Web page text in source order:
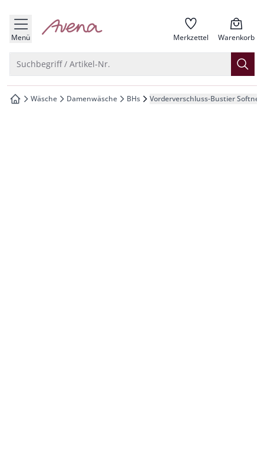
springen
springen
springen
springen
Menü zur Startseite Merkzettel Warenkorb
Suchbegriff / Artikel-Nr.
zur Startseite
Wäsche Damenwäsche BHs Vorderverschluss-Bustier